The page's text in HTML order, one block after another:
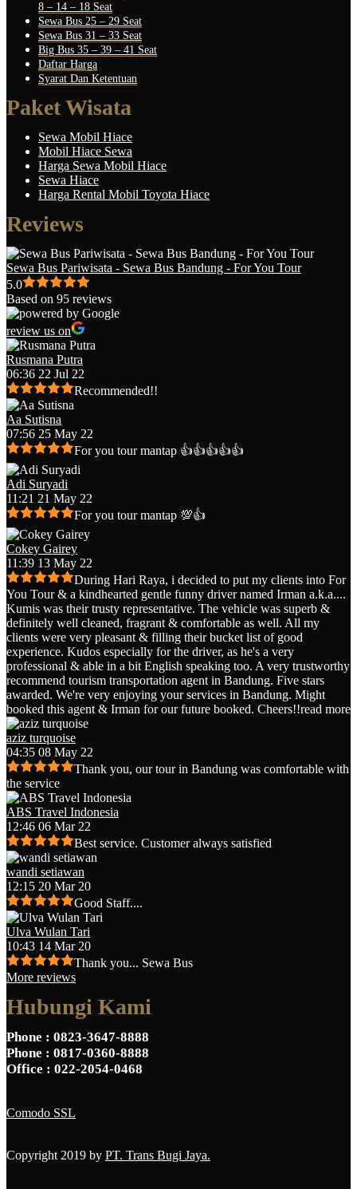
8 – 14 – 18 Seat
Sewa Bus 25 – 29 Seat
Sewa Bus 31 – 33 Seat
Big Bus 35 – 39 – 41 Seat
Daftar Harga
Syarat Dan Ketentuan
Paket Wisata
Sewa Mobil Hiace
Mobil Hiace Sewa
Harga Sewa Mobil Hiace
Sewa Hiace
Harga Rental Mobil Toyota Hiace
Reviews
Sewa Bus Pariwisata - Sewa Bus Bandung - For You Tour
5.0
Based on 95 reviews
review us on
Rusmana Putra
06:36 22 Jul 22
Recommended!!
Aa Sutisna
07:56 25 May 22
For you tour mantap 👍👍👍👍👍
Adi Suryadi
11:21 21 May 22
For you tour mantap 💯👍
Cokey Gairey
11:39 13 May 22
During Hari Raya, i decided to put my clients into For
You Tour & a kindhearted gentle funny driver named Irman a.k.a....
Kumis was their trusty representative. The vehicle was superb &
definitely well cleaned, fragrant & comfortable as well. All my
clients were very pleasant & filling their bucket list of good
experience. Kudos especially for the driver, as he's a very
professional & able in a bit English speaking too. A very trustworthy
recommend tourism transportation agent in Bandung. Five stars
awarded. We're very enjoying your services in Bandung. Might
booked this agent & Irman for our future booked. Cheers!!read more
aziz turquoise
04:35 08 May 22
Thank you, our tour in Bandung was comfortable with
the service
ABS Travel Indonesia
12:46 06 Mar 22
Best service. Customer always satisfied
wandi setiawan
12:15 20 Mar 20
Good Staff....
Ulva Wulan Tari
10:43 14 Mar 20
Thank you... Sewa Bus
More reviews
Hubungi Kami
Phone : 0823-3647-8888
Phone : 0817-0360-8888
Office : 022-2054-0468
Comodo SSL
Copyright 2019 by PT. Trans Bugi Jaya.